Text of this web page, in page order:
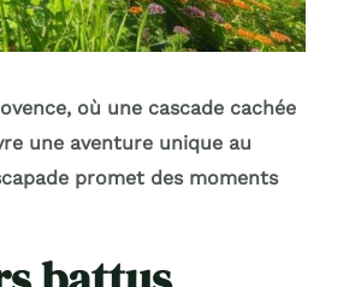
où une cascade cachée
une aventure unique au
promet des moments